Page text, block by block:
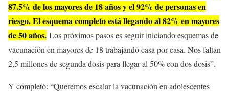
87.5% de los mayores de 18 años y el 92% de personas en
riesgo. El esquema completo está llegando al 82% en mayores
de 50 años. Los próximos pasos es seguir iniciando esquemas de
vacunación en mayores de 18 trabajando casa por casa. Nos faltan
2,5 millones de segunda dosis para llegar al 50% con dos dosis”.
Y completó: “Queremos escalar la vacunación en adolescentes